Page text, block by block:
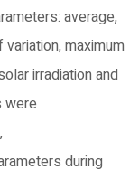
average,
maximum
irradiation and
were
during